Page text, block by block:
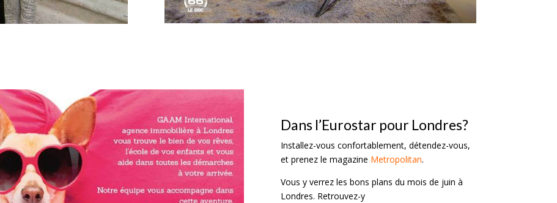
Dans l’Eurostar pour Londres?
Installez-vous confortablement, détendez-vous,
et prenez le magazine Metropolitan.
Vous y verrez les bons plans du mois de juin à
Londres. Retrouvez-y